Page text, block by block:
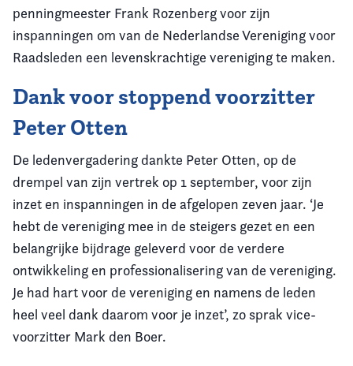
penningmeester Frank Rozenberg voor zijn
inspanningen om van de Nederlandse Vereniging voor
Raadsleden een levenskrachtige vereniging te maken.
Dank voor stoppend voorzitter
Peter Otten
De ledenvergadering dankte Peter Otten, op de
drempel van zijn vertrek op 1 september, voor zijn
inzet en inspanningen in de afgelopen zeven jaar. ‘Je
hebt de vereniging mee in de steigers gezet en een
belangrijke bijdrage geleverd voor de verdere
ontwikkeling en professionalisering van de vereniging.
Je had hart voor de vereniging en namens de leden
heel veel dank daarom voor je inzet’, zo sprak vice-
voorzitter Mark den Boer.